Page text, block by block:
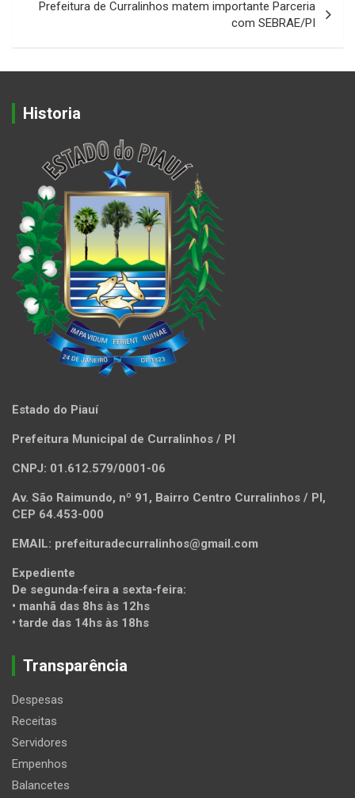
Prefeitura de Curralinhos matem importante Parceria
com SEBRAE/PI
Historia
Estado do Piauí
Prefeitura Municipal de Curralinhos / PI
CNPJ: 01.612.579/0001-06
Av. São Raimundo, nº 91, Bairro Centro Curralinhos / PI,
CEP 64.453-000
EMAIL: prefeituradecurralinhos@gmail.com
Expediente
De segunda-feira a sexta-feira:
• manhã das 8hs às 12hs
• tarde das 14hs às 18hs
Transparência
Despesas
Receitas
Servidores
Empenhos
Balancetes